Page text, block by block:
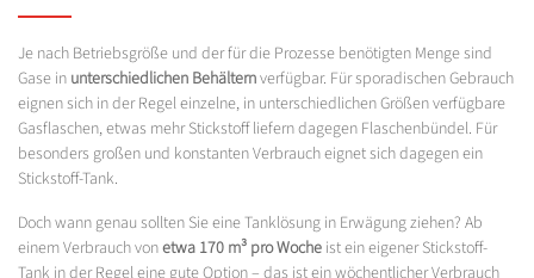
Je nach Betriebsgröße und der für die Prozesse benötigten Menge sind
Gase in unterschiedlichen Behälternverfügbar. Für sporadischen Gebrauch
eignen sich in der Regel einzelne, in unterschiedlichen Größen verfügbare
Gasflaschen, etwas mehr Stickstoff liefern dagegen Flaschenbündel. Für
besonders großen und konstanten Verbrauch eignet sich dagegen ein
Stickstoff-Tank.
Doch wann genau sollten Sie eine Tanklösung in Erwägung ziehen? Ab
einem Verbrauch vonetwa 170 m³ pro Woche ist ein eigener Stickstoff-
Tank in der Regel eine gute Option – das ist ein wöchentlicher Verbrauch